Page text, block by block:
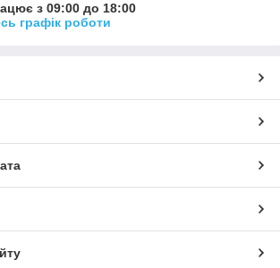
з 09:00 до 18:00
графік роботи